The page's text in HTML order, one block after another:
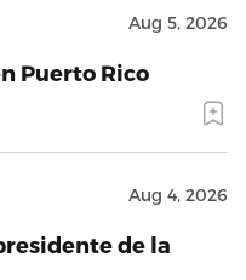
Aug 5, 2026
Puerto Rico
Aug 4, 2026
de la